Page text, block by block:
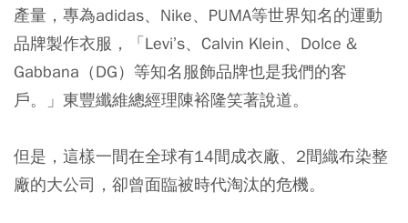
產量，專為adidas、Nike、PUMA等世界知名的運動
品牌製作衣服，「Levi’s、Calvin Klein、Dolce &
Gabbana（DG）等知名服飾品牌也是我們的客
戶。」東豐纖維總經理陳裕隆笑著說道。
但是，這樣一間在全球有14間成衣廠、2間織布染整
廠的大公司，卻曾面臨被時代淘汰的危機。